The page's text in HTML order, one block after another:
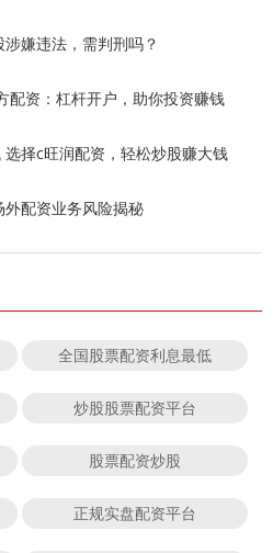
嫌违法，需判刑吗？
配资：杠杆开户，助你投资赚钱
择c旺润配资，轻松炒股赚大钱
配资业务风险揭秘
全国股票配资利息最低
炒股股票配资平台
股票配资炒股
正规实盘配资平台